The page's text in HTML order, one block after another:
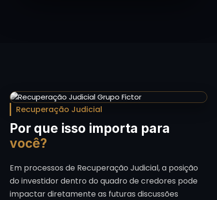
Recuperação Judicial
Por que isso importa para
você?
Em processos de Recuperação Judicial, a posição
do investidor dentro do quadro de credores pode
impactar diretamente as futuras discussões